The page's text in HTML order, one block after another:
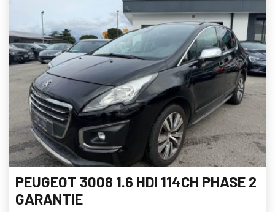
PEUGEOT 3008 1.6 HDI 114CH PHASE 2
GARANTIE